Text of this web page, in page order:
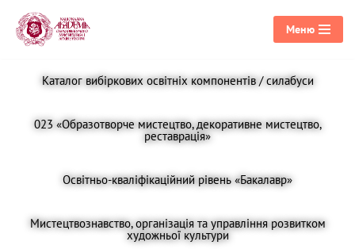
Перейти
вмісту
Меню
Каталог вибіркових освітніх компонентів / силабуси
023 «Образотворче мистецтво, декоративне мистецтво,
реставрація»
Освітньо-кваліфікаційний рівень «Бакалавр»
Мистецтвознавство, організація та управління розвитком
художньої культури